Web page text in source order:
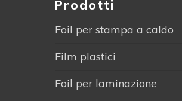
Prodotti
Foil per stampa a caldo
Film plastici
Foil per laminazione